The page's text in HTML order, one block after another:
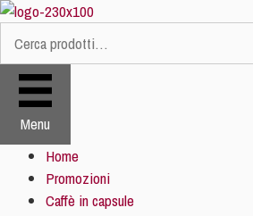
Vai
contenuto
Cerca:
Menu
Home
Promozioni
Caffè in capsule